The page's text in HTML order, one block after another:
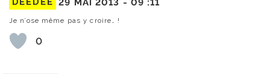
Je n’ose même pas y croire… !
0